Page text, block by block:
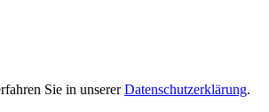
Sie in unsererDatenschutzerklärung.